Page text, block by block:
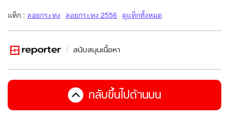
แท็ก : ลอยกระทง ลอยกระทง 2556 ดูแท็กทั้งหมด
สนับสนุนเนื้อหา
กลับขึ้นไปด้านบน